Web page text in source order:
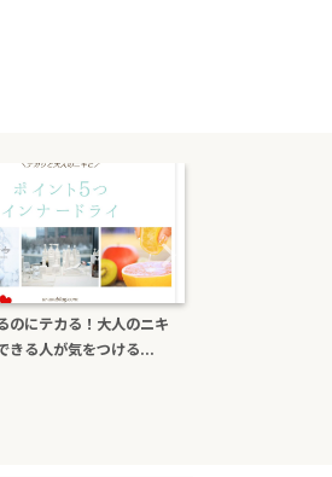
ライトセレクターは偽物
る？日焼け止め効...